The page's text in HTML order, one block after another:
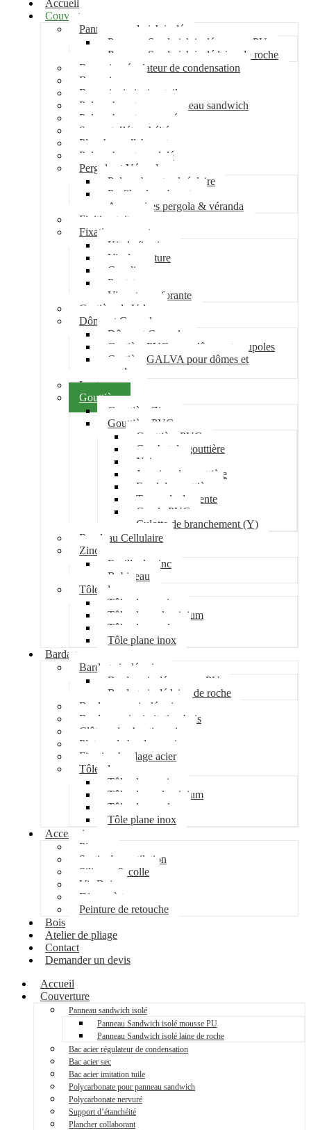
Accueil
Couverture
Panneau sandwich isolé
Panneau Sandwich isolé mousse PU
Panneau Sandwich isolé laine de roche
Bac acier régulateur de condensation
Bac acier sec
Bac acier imitation tuile
Polycarbonate pour panneau sandwich
Polycarbonate nervuré
Support d’étanchéité
Plancher collaborant
Polycarbonate ondulé
Pergola et Véranda
Polycarbonate alvéolaire
Profil polycarbonate
Accessoires pergola & véranda
Finition toiture
Fixation couverture
Kit de fixation
Vis de couture
Cavalier
Pontet
Vis auto-perforante
Costière de Velux
Dôme et Coupole
Dôme et Coupole
Costière PVC pour dômes et coupoles
Costière GALVA pour dômes et
coupoles
Lanterneau
Gouttière
Gouttière Zinc
Gouttière PVC
Gouttière PVC
Crochet de gouttière
Naissance
Jonction de gouttière
Fond de gouttière
Tuyau de descente
Coude PVC
Culotte de branchement (Y)
Bandeau Cellulaire
Zinc
Feuille de zinc
Bobineau
Tôle plane
Tôle plane acier
Tôle plane aluminium
Tôle plane galva
Tôle plane inox
Bardage
Bardage isolé acier
Bardage isolé mousse PU
Bardage isolé laine de roche
Bardage non isolé acier
Bardage acier imitation bois
Clôture de chantier acier
Plateau de bardage acier
Fixation bardage acier
Tôle plane
Tôle plane acier
Tôle plane aluminium
Tôle plane galva
Tôle plane inox
Accessoires
Pipeco
Sortie de ventilation
Silicone & colle
Vis Bois
Disque à tronçonner
Peinture de retouche
Bois
Atelier de pliage
Contact
Demander un devis
Accueil
Couverture
Panneau sandwich isolé
Panneau Sandwich isolé mousse PU
Panneau Sandwich isolé laine de roche
Bac acier régulateur de condensation
Bac acier sec
Bac acier imitation tuile
Polycarbonate pour panneau sandwich
Polycarbonate nervuré
Support d’étanchéité
Plancher collaborant